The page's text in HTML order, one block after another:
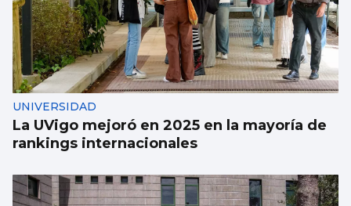
UNIVERSIDAD
La UVigo mejoró en 2025 en la mayoría de
rankings internacionales